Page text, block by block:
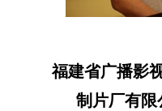
福建省广播影
制片厂有限